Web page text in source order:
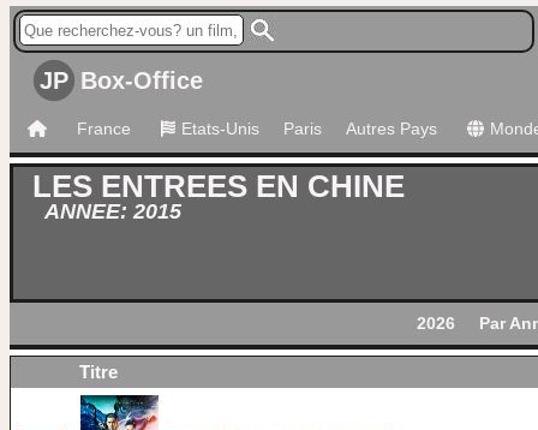
JP Box-Office
France Etats-Unis Paris Autres Pays
LES ENTREES EN CHINE
ANNEE: 2015
2026 Par
Titre